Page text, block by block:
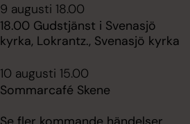
9 augusti 18.00
18.00 Gudstjänst i Svenasjö
kyrka, Lokrantz., Svenasjö kyrka
10 augusti 15.00
Sommarcafé Skene